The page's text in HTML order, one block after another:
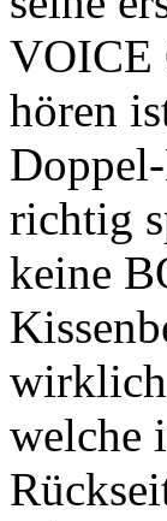
VOICE
hören
richtig
keine
wirklich
welche